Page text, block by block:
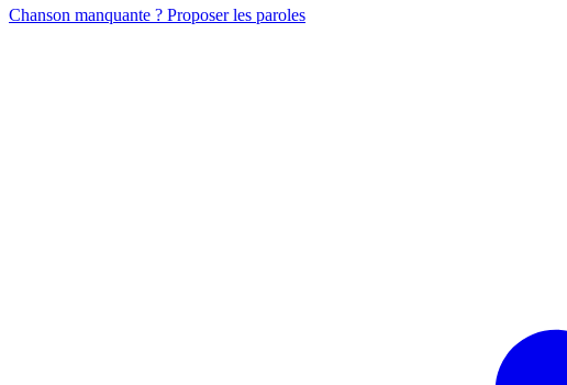
Chanson manquante ? Proposer les paroles